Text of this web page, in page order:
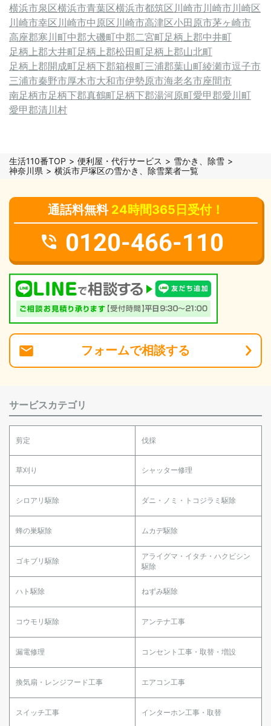
横浜市泉区横浜市青葉区横浜市都筑区 川崎市川崎市川崎区
川崎市幸区 川崎市中原区 川崎市高津区小田原市茅ヶ崎市
高座郡寒川町中郡大磯町中郡二宮町足柄上郡中井町
足柄上郡大井町足柄上郡松田町足柄上郡山北町
足柄上郡開成町足柄下郡箱根町三浦郡葉山町綾瀬市逗子市
三浦市秦野市厚木市大和市伊勢原市海老名市座間市
南足柄市足柄下郡真鶴町足柄下郡湯河原町愛甲郡愛川町
愛甲郡清川村
生活110番TOP 便利屋・代行サービス
雪かき、除雪
神奈川県
横浜市戸塚区の雪かき、除雪業者一覧
通話料無料 24時間365日受付！
0120-466-110
フォームで相談する
サービスカテゴリ
剪定 伐採
草刈り シャッター修理
シロアリ駆除 ダニ・ノミ・トコジラミ駆除
蜂の巣駆除 ムカデ駆除
ゴキブリ駆除
アライグマ・イタチ・ハクビシン
駆除
ハト駆除 ねずみ駆除
コウモリ駆除 アンテナ工事
漏電修理 コンセント工事・取替・増設
換気扇・レンジフード工事 エアコン工事
スイッチ工事 インターホン工事・取替